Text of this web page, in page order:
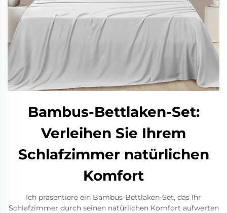
Bambus-Bettlaken-Set:
Verleihen Sie Ihrem
Schlafzimmer natürlichen
Komfort
Ich präsentiere ein Bambus-Bettlaken-Set, das Ihr
Schlafzimmer durch seinen natürlichen Komfort aufwerten